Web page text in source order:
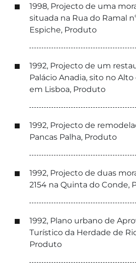
1998, Projecto de uma
situada na Rua do Ramal
Espiche, Produto
1992, Projecto de um
Palácio Anadia, sito no
em Lisboa, Produto
1992, Projecto de
Pancas Palha, Produto
1992, Projecto de duas
2154 na Quinta do Conde,
1992, Plano urbano de
Turístico da Herdade de
Produto